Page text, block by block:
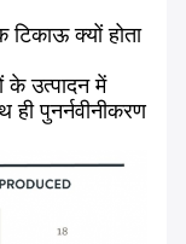
क्यों होता
के उत्पादन में
पुनर्नवीनीकरण